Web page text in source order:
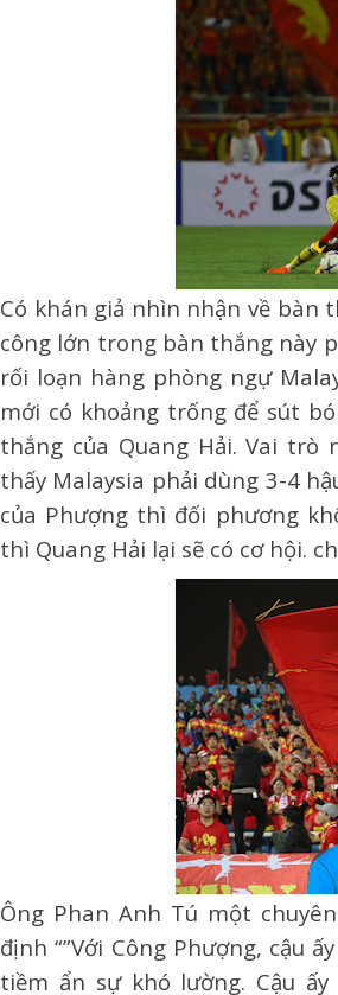
Có khán giả nhìn nhận về bàn
công lớn trong bàn thắng này
rối loạn hàng phòng ngự
mới có khoảng trống để sút
thắng của Quang Hải. Vai trò
thấy Malaysia phải dùng 3-4
của Phượng thì đối phương
thì Quang Hải lại sẽ có cơ hội.
Ông Phan Anh Tú một
định “”Với Công Phượng, cậu
tiềm ẩn sự khó lường. Cậu